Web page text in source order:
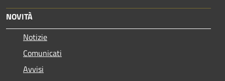
NOVITÀ
Notizie
Comunicati
Avvisi